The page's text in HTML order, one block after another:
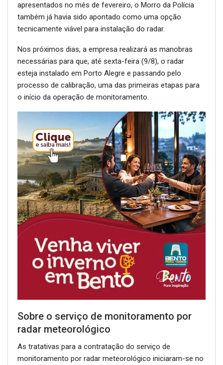
apresentados no mês de fevereiro, o Morro da Polícia
também já havia sido apontado como uma opção
tecnicamente viável para instalação do radar.
Nos próximos dias, a empresa realizará as manobras
necessárias para que, até sexta-feira (9/8), o radar
esteja instalado em Porto Alegre e passando pelo
processo de calibração, uma das primeiras etapas para
o início da operação de monitoramento.
Sobre o serviço de monitoramento por
radar meteorológico
As tratativas para a contratação do serviço de
monitoramento por radar meteorológico iniciaram-se no